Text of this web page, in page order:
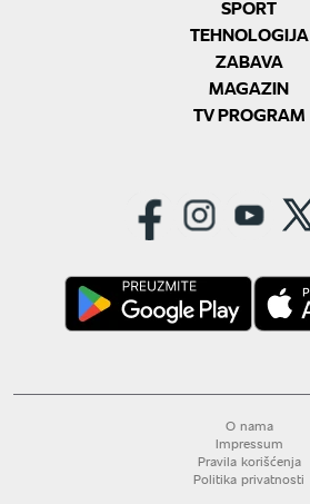
SPORT
TEHNOLOGIJA
ZABAVA
MAGAZIN
TV PROGRAM
O nama
Impressum
Pravila korišćenja
Politika privatnosti